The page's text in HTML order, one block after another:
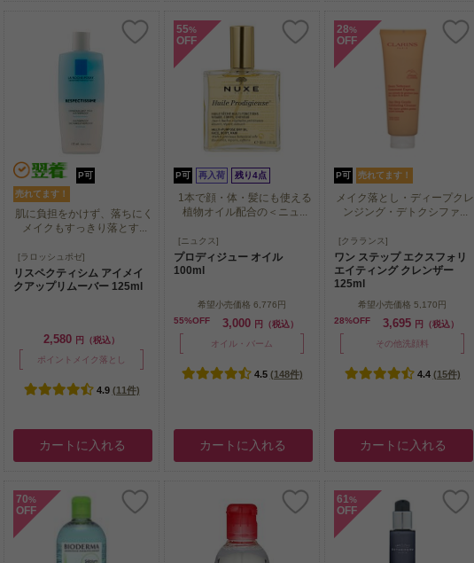
P可
売れてます！
肌に負担をかけず、落ちにく
メイクもすっきり落とす...
肌に負担をかけず、落ちにく
メイクもすっきり落とす...
[ラロッシュポゼ]
リスペクティシム アイメイ
クアップリムーバー 125ml
2,580 円（税込）
ポイントメイク落とし
4.9 (11件)
カートに入れる
55%
OFF
P可 再入荷 残り4点
1本で顔・体・髪にも使える
植物オイル配合の＜ニュ...
1本で顔・体・髪にも使える
植物オイル配合の＜ニュ...
[ニュクス]
プロディジュー オイル
100ml
希望小売価格 6,776円
55%OFF
3,000 円（税込）
オイル・バーム
4.5 (148件)
カートに入れる
28%
OFF
P可 売れてます！
メイク落とし・ディープクレ
ンジング・デトクシファ...
メイク落とし・ディープクレ
ンジング・デトクシファ...
[クラランス]
ワン ステップ エクスフォリ
エイティング クレンザー
125ml
希望小売価格 5,170円
28%OFF
3,695 円（税込）
その他洗顔料
4.4 (15件)
カートに入れる
70%
OFF
61%
OFF